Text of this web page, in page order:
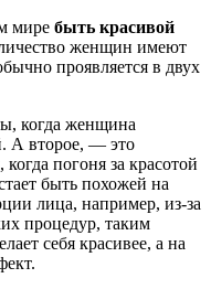
мире быть красивой
женщин имеют
проявляется в двух
когда женщина
А второе, — это
погоня за красотой
быть похожей на
лица, например, из-за
процедур, таким
себя красивее, а на